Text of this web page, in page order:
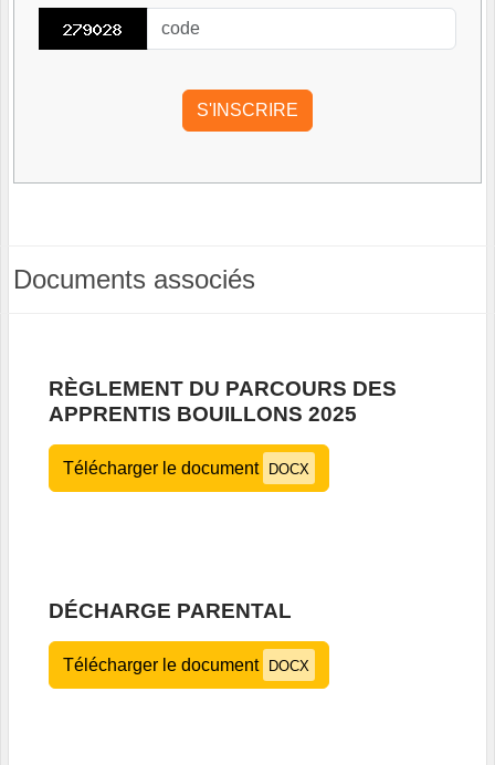
Documents associés
RÈGLEMENT DU PARCOURS DES
APPRENTIS BOUILLONS 2025
Télécharger le document DOCX
DÉCHARGE PARENTAL
Télécharger le document DOCX